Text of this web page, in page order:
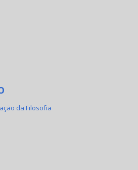
da Filosofia